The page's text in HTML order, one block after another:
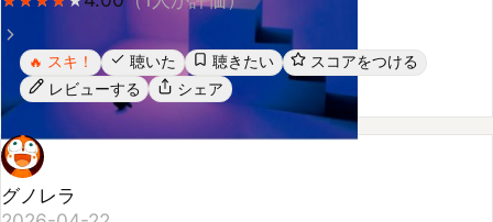
スコアをつける
レビューする
シェア
グノレラ
2026-04-22
★
★★
★ ★
★ ★
★ ★4.00